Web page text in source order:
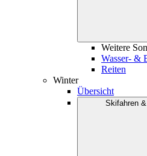
Weitere
Wasser- &
Reiten
Winter
Übersicht
Skifahren